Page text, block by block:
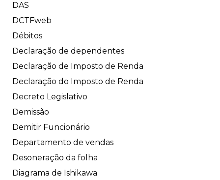
DAS
DCTFweb
Débitos
Declaração de dependentes
Declaração de Imposto de Renda
Declaração do Imposto de Renda
Decreto Legislativo
Demissão
Demitir Funcionário
Departamento de vendas
Desoneração da folha
Diagrama de Ishikawa